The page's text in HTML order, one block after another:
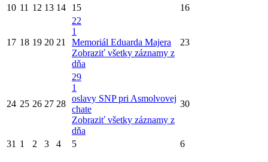
10 11 12 13 14 15 16
17 18 19 20 21
22
1
Memoriál Eduarda Majera
Zobraziť všetky záznamy z
dňa
23
24 25 26 27 28
29
1
oslavy SNP pri Asmolvovej
chate
Zobraziť všetky záznamy z
dňa
30
31 1 2 3 4 5 6